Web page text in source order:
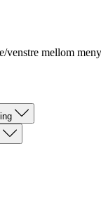
venstre mellom